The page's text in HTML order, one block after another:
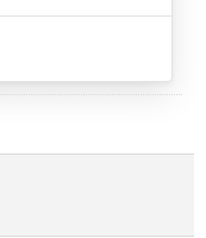
Sie die
haben,
in zwei